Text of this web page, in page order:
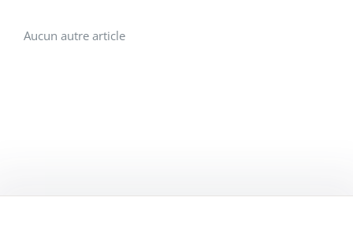
Aucun autre article